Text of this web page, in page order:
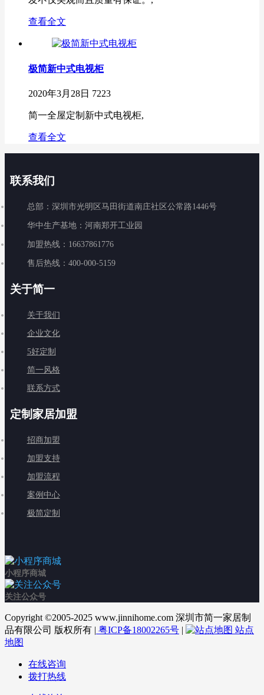
查看全文
极简新中式电视柜
2020年3月28日 7223
简一全屋定制新中式电视柜,
查看全文
联系我们
总部：深圳市光明区马田街道南庄社区公常路1446号
华中生产基地：河南郑开工业园
加盟热线：16637861776
售后热线：400-000-5159
关于简一
关于我们
企业文化
5好定制
简一风格
联系方式
定制家居加盟
招商加盟
加盟支持
加盟流程
案例中心
极简定制
小程序商城
关注公众号
Copyright ©2005-2025 www.jinnihome.com 深圳市简一家居制
品有限公司 版权所有 | 粤ICP备18002265号 |
站点
地图
在线咨询
拨打热线